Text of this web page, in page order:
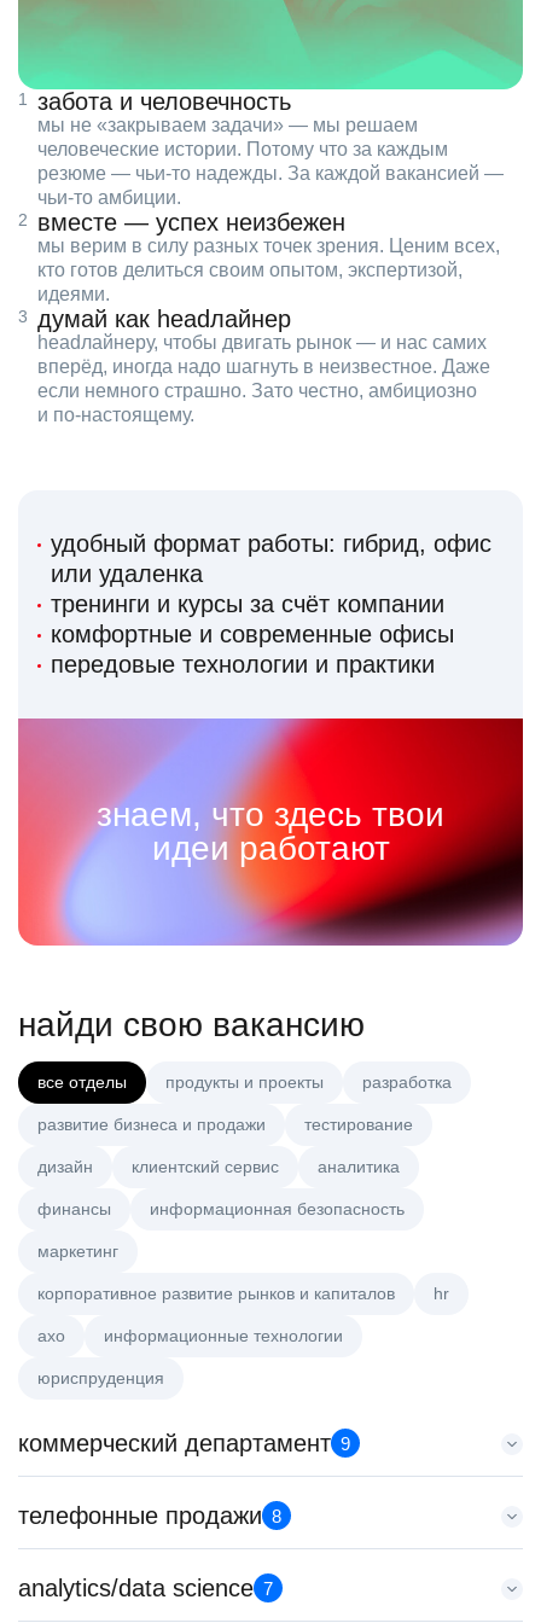
забота и человечность
мы не «закрываем задачи» — мы решаем
человеческие истории. Потому что за каждым
резюме — чьи‑то надежды. За каждой вакансией —
чьи‑то амбиции.
вместе — успех неизбежен
мы верим в силу разных точек зрения. Ценим всех,
кто готов делиться своим опытом, экспертизой,
идеями.
думай как headлайнер
headлайнеру, чтобы двигать рынок — и нас самих
вперёд, иногда надо шагнуть в неизвестное. Даже
если немного страшно. Зато честно, амбициозно
и по‑настоящему.
удобный формат работы: гибрид, офис
или удаленка
тренинги и курсы за счёт компании
комфортные и современные офисы
передовые технологии и практики
знаем, что здесь твои
идеи работают
найди свою вакансию
все отделы продукты и проекты разработка
развитие бизнеса и продажи тестирование
дизайн клиентский сервис аналитика
финансы информационная безопасность
маркетинг
корпоративное развитие рынков и капиталов hr
axo информационные технологии
юриспруденция
коммерческий департамент 9
Менеджер по работе с ключевыми клиентами (КАМ)
HeadHunter::Коммерческий департамент
з/п не указана
телефонные продажи 8
Менеджер по продажам крупному бизнесу
HeadHunter::Телефонные продажи
analytics/data science 7